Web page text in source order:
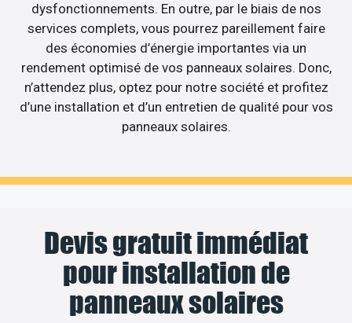
dysfonctionnements. En outre, par le biais de nos
services complets, vous pourrez pareillement faire
des économies d’énergie importantes via un
rendement optimisé de vos panneaux solaires. Donc,
n’attendez plus, optez pour notre société et profitez
d’une installation et d’un entretien de qualité pour vos
panneaux solaires.
Devis gratuit immédiat
pour installation de
panneaux solaires